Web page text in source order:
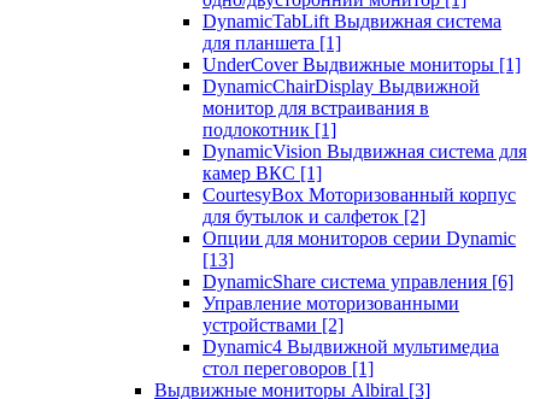
DynamicTabLift Выдвижная система
для планшета [1]
UnderCover Выдвижные мониторы [1]
DynamicChairDisplay Выдвижной
монитор для встраивания в
подлокотник [1]
DynamicVision Выдвижная система для
камер ВКС [1]
CourtesyBox Моторизованный корпус
для бутылок и салфеток [2]
Опции для мониторов серии Dynamic
[13]
DynamicShare система управления [6]
Управление моторизованными
устройствами [2]
Dynamic4 Выдвижной мультимедиа
стол переговоров [1]
Выдвижные мониторы Albiral [3]